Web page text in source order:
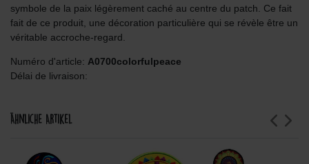
symbole de la paix légèrement caché au centre du patch. Ce fait
fait de ce produit, une décoration particulière qui se révèle être un
véritable accroche-regard.
Numéro d'article: A0700colorfulpeace
Délai de livraison:
Ähnliche Artikel